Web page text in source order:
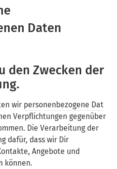
Daten
den Zwecken der
wir personenbezogene Dat
Verpflichtungen gegenüber
Die Verarbeitung der
dafür, dass wir Dir
Angebote und
können.